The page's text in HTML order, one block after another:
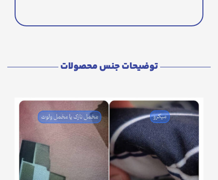
توضیحات جنس محصولات